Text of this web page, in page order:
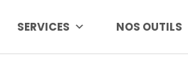
SERVICES NOS OUTILS